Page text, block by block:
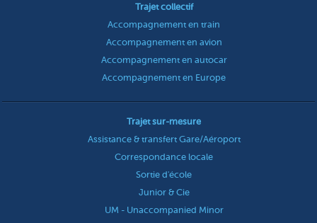
Trajet collectif
Accompagnement en train
Accompagnement en avion
Accompagnement en autocar
Accompagnement en Europe
Trajet sur-mesure
Assistance & transfert Gare/Aéroport
Correspondance locale
Sortie d'école
Junior & Cie
UM - Unaccompanied Minor